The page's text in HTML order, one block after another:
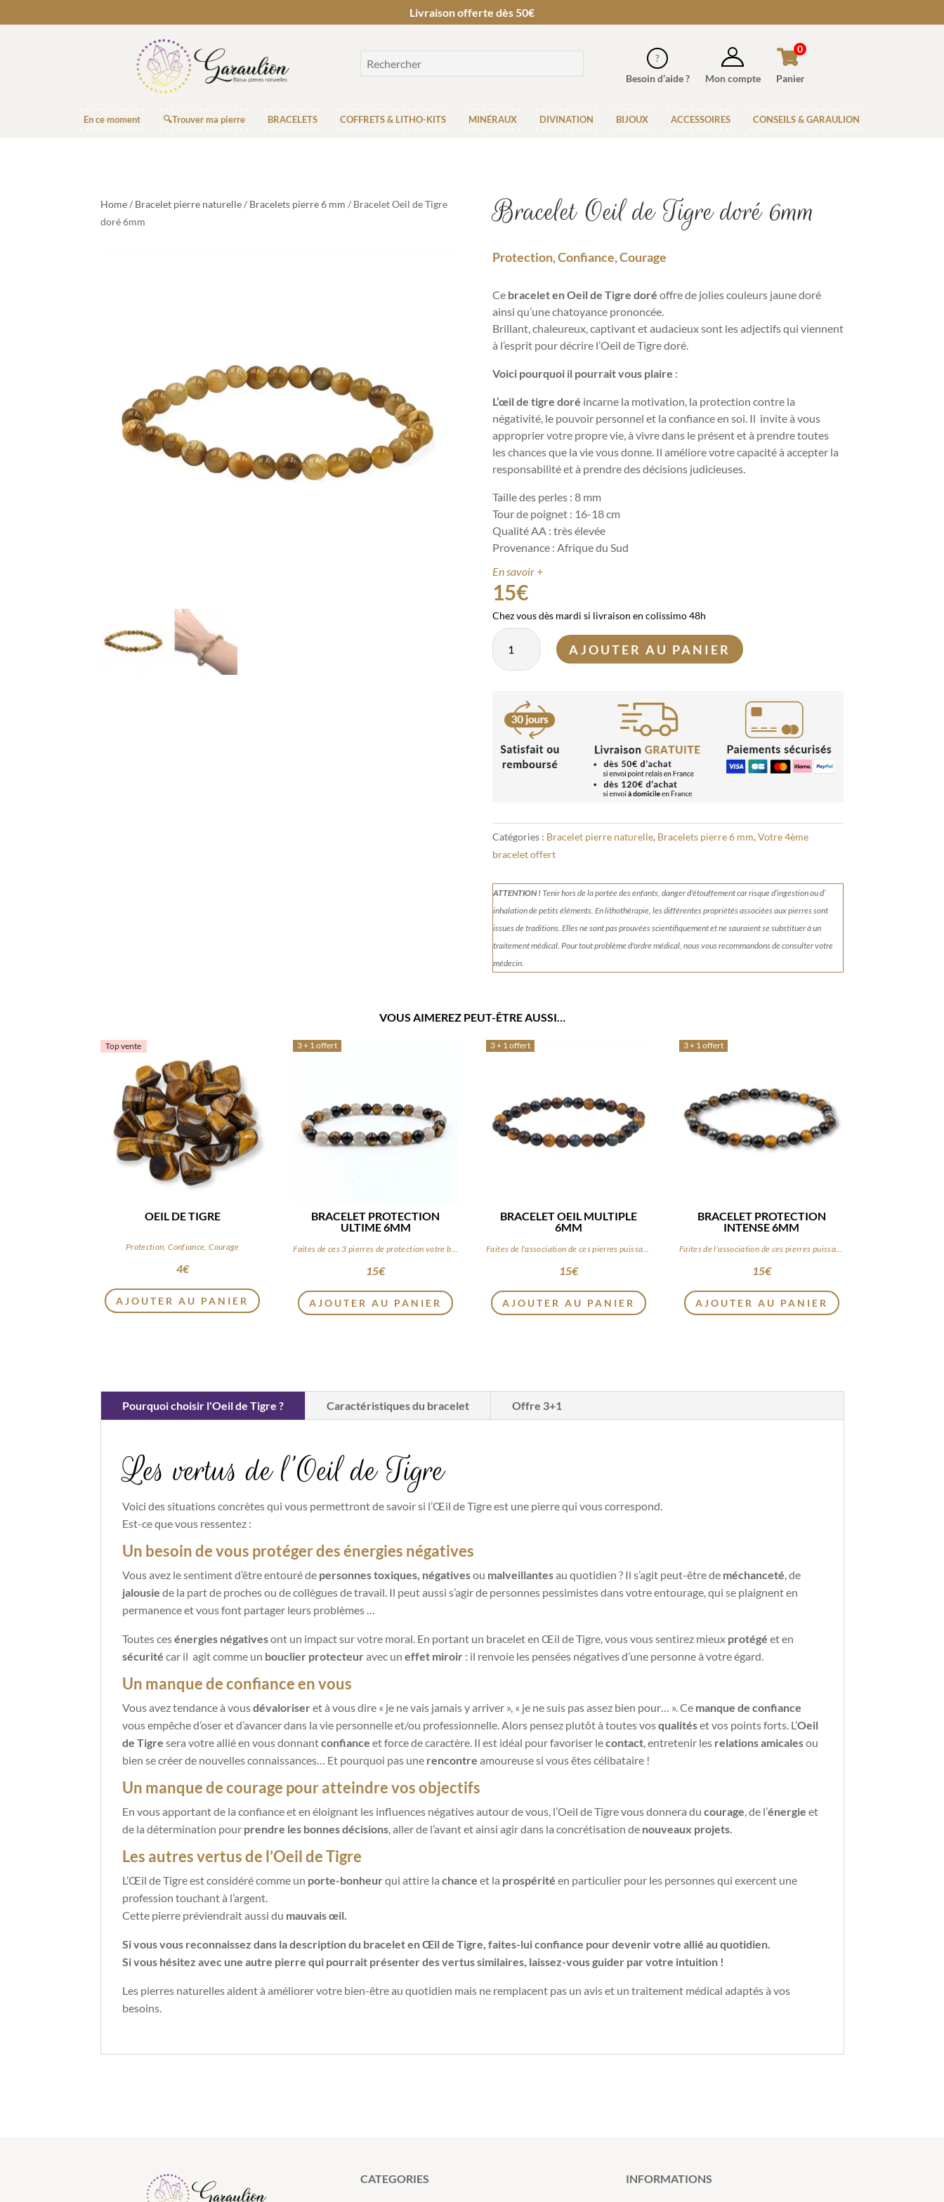
Livraison offerte dès 50€
Besoin d’aide ? Mon compte Panier
0
En ce moment 🔍Trouver ma pierre BRACELETS COFFRETS & LITHO-KITS MINÉRAUX DIVINATION BIJOUX ACCESSOIRES CONSEILS & GARAULION
Home/ Bracelet pierre naturelle/ Bracelets pierre 6 mm / Bracelet Oeil de Tigre
doré 6mm
Bracelet Oeil de Tigre doré 6mm
Protection, Confiance, Courage
Ce bracelet en Oeil de Tigre doréoffre de jolies couleurs jaune doré
ainsi qu’une chatoyance prononcée.
Brillant, chaleureux, captivant et audacieux sont les adjectifs qui viennent
à l’esprit pour décrire l’Oeil de Tigre doré.
Voici pourquoi il pourrait vous plaire :
L’œil de tigre doré incarne la motivation, la protection contre la
négativité, le pouvoir personnel et la confiance en soi. Il invite à vous
approprier votre propre vie, à vivre dans le présent et à prendre toutes
les chances que la vie vous donne. Il améliore votre capacité à accepter la
responsabilité et à prendre des décisions judicieuses.
Taille des perles : 8 mm
Tour de poignet : 16-18 cm
Qualité AA : très élevée
Provenance : Afrique du Sud
En savoir +
15€
Chez vous dès mardi si livraison en colissimo 48h
quantité
Bracelet
Tigre
AJOUTER AU PANIER
Catégories : Bracelet pierre naturelle, Bracelets pierre 6 mm,Votre 4ème
bracelet offert
ATTENTION !Tenirhors de la portée des enfants, danger d'étouffement car risque d’ingestion ou d’
inhalation de petits éléments.En lithothérapie, les différentes propriétés associées aux pierres sont
issues de traditions. Elles ne sont pas prouvées scientifiquement et ne sauraient se substituer à un
traitement médical. Pour tout problème d'ordre médical, nous vous recommandons de consulter votre
médecin.
VOUS AIMEREZ PEUT-ÊTRE AUSSI…
Top vente
OEIL DE TIGRE
Protection, Confiance, Courage
4€
AJOUTER AU PANIER
3 + 1 offert
BRACELET PROTECTION
ULTIME 6MM
15€
AJOUTER AU PANIER
3 + 1 offert
BRACELET OEIL MULTIPLE
6MM
15€
AJOUTER AU PANIER
3 + 1 offert
BRACELET PROTECTION
INTENSE 6MM
15€
AJOUTER AU PANIER
Pourquoi choisir l'Oeil de Tigre ? Caractéristiques du bracelet Offre 3+1
Les vertus de l’Oeil de Tigre
Voici des situations concrètes qui vous permettront de savoir si l’Œil de Tigre est une pierre qui vous correspond.
Est-ce que vous ressentez :
Un besoin de vous protéger des énergies négatives
Vous avez le sentiment d’être entouré de personnes toxiques, négativesou malveillantesau quotidien ? Il s’agit peut-être de méchanceté, de
jalousie de la part de proches ou de collègues de travail. Il peut aussi s’agir de personnes pessimistes dans votre entourage, qui se plaignent en
permanence et vous font partager leurs problèmes …
Toutes cesénergies négativesont un impact sur votre moral. En portant un bracelet en Œil de Tigre, vous vous sentirez mieux protégé et en
sécurité car il agit comme un bouclier protecteuravec un effet miroir: il renvoie les pensées négatives d’une personne à votre égard.
Un manque de confiance en vous
Vous avez tendance à vousdévaloriseret à vous dire « je ne vais jamais y arriver », « je ne suis pas assez bien pour… ». Ce manque de confiance
vous empêche d’oser et d’avancer dans la vie personnelle et/ou professionnelle. Alors pensez plutôt à toutes vosqualitéset vos points forts. L’Oeil
de Tigre sera votre allié en vous donnantconfiance et force de caractère. Il est idéal pour favoriser lecontact, entretenir les relations amicalesou
bien se créer de nouvelles connaissances… Et pourquoi pas une rencontre amoureuse si vous êtes célibataire !
Un manque de courage pour atteindre vos objectifs
En vous apportant de la confiance et en éloignant les influences négatives autour de vous, l’Oeil de Tigre vous donnera du courage, de l’énergie et
de la détermination pour prendre les bonnes décisions, aller de l’avant et ainsi agir dans la concrétisation de nouveaux projets.
Les autres vertus de l’Oeil de Tigre
L’Œil de Tigre est considéré comme un porte-bonheurqui attire la chance et la prospérité en particulier pour les personnes qui exercent une
profession touchant à l’argent.
Cette pierre préviendrait aussi du mauvais œil.
Si vous vous reconnaissez dans la description du bracelet en Œil de Tigre, faites-lui confiance pour devenir votre allié au quotidien.
Si vous hésitez avec une autre pierre qui pourrait présenter des vertus similaires, laissez-vous guider par votre intuition !
Les pierres naturelles aident à améliorer votre bien-être au quotidien mais ne remplacent pas un avis et un traitement médical adaptés à vos
besoins.
CATEGORIES INFORMATIONS